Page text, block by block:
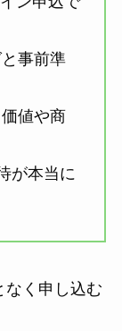
事前準
値や商
が本当に
なく申し込む